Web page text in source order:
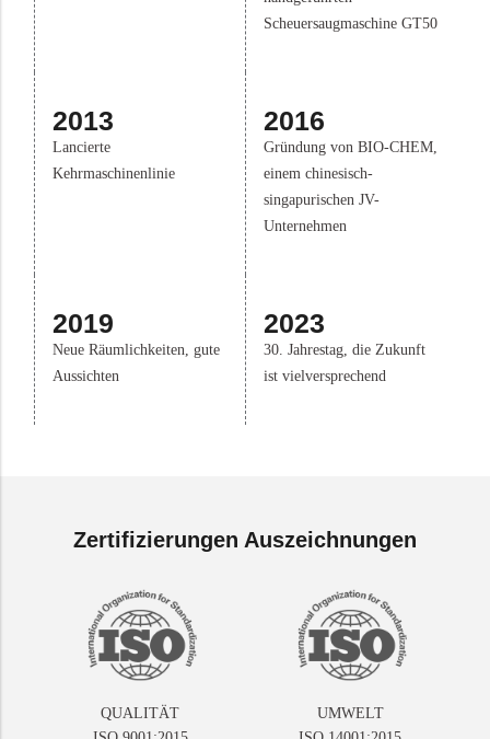
Scheuersaugmaschine GT50
2013
Lancierte
Kehrmaschinenlinie
2016
Gründung von BIO-CHEM,
einem chinesisch-
singapurischen JV-
Unternehmen
2019
Neue Räumlichkeiten, gute
Aussichten
2023
30. Jahrestag, die Zukunft
ist vielversprechend
Zertifizierungen Auszeichnungen
QUALITÄT
UMWELT